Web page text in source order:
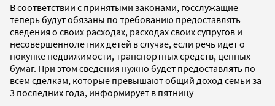
В соответствии с принятыми законами, госслужащие
теперь будут обязаны по требованию предоставлять
сведения о своих расходах, расходах своих супругов и
несовершеннолетних детей в случае, если речь идет о
покупке недвижимости, транспортных средств, ценных
бумаг. При этом сведения нужно будет предоставлять по
всем сделкам, которые превышают общий доход семьи за
3 последних года, информирует в пятницу